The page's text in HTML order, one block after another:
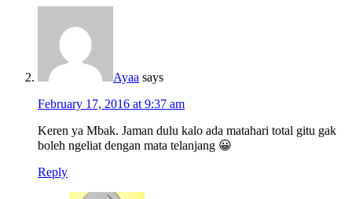
Ayaa says
February 17, 2016 at 9:37 am
Keren ya Mbak. Jaman dulu kalo ada matahari total gitu gak
boleh ngeliat dengan mata telanjang 😀
Reply